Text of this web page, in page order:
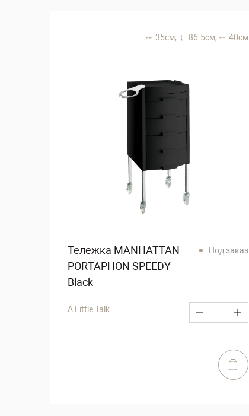
35 см, 86.5 см, 40 см
Тележка MANHATTAN
PORTAPHON SPEEDY
Black
Под заказ
A Little Talk